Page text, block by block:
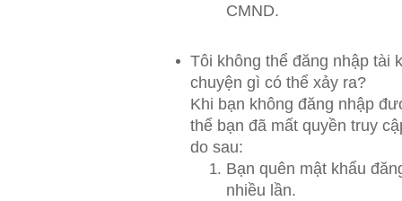
CMND.
Tôi không thể đăng nhập tài
chuyện gì có thể xảy ra?
Khi bạn không đăng nhập
thể bạn đã mất quyền truy
do sau:
Bạn quên mật khẩu
nhiều lần.